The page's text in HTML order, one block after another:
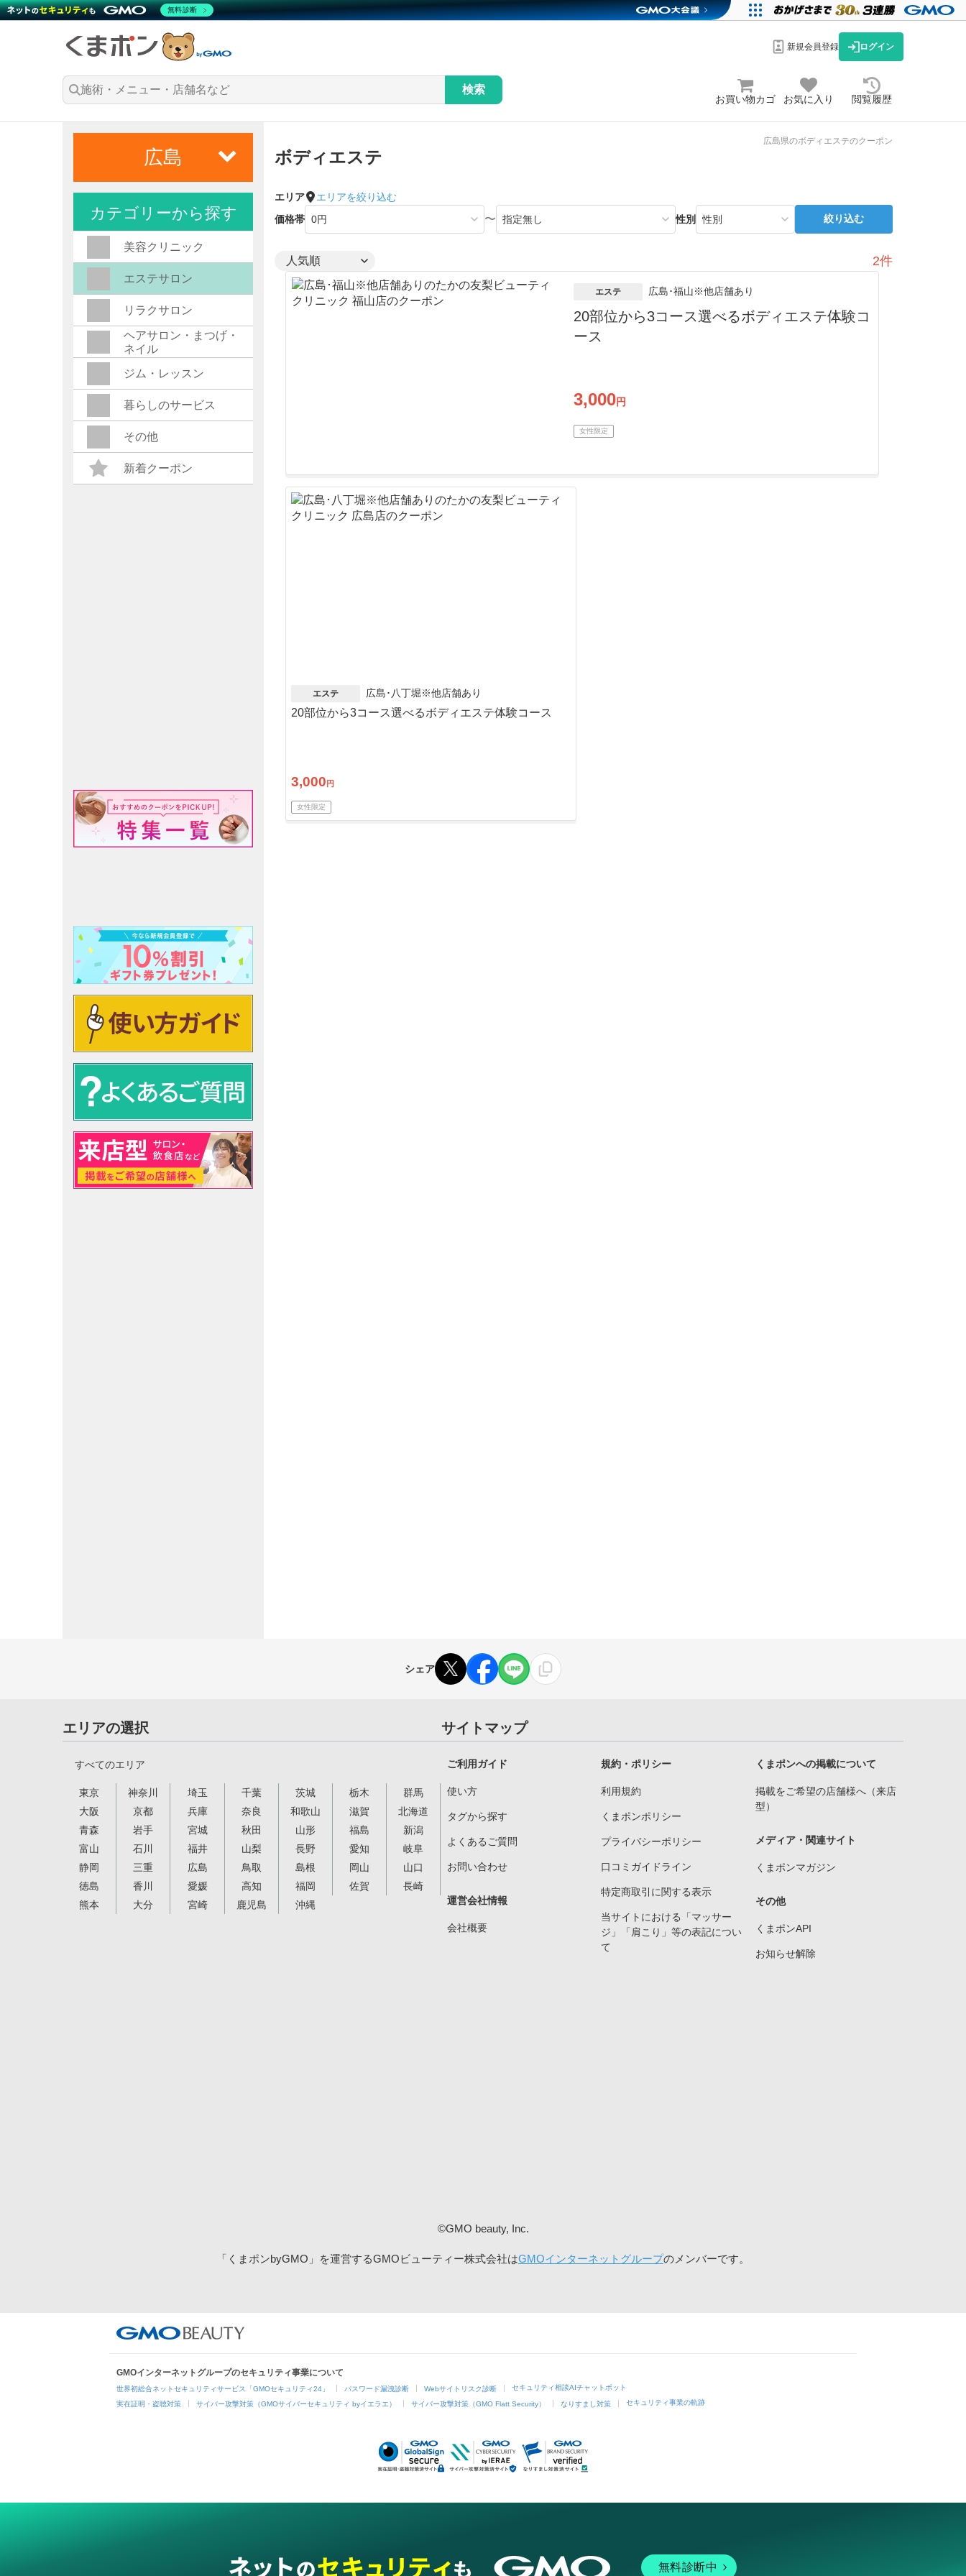
新規会員登録 ログイン
検索
お買い物カゴ お気に入り 閲覧履歴
広島県のボディエステのクーポン
ボディエステ
エリア
エリアを絞り込む
価格帯
〜 性別 絞り込む
2件
エステ 広島･福山※他店舗あり
20部位から3コース選べるボディエステ体験コ
ース
3,000円
女性限定
エステ 広島･八丁堀※他店舗あり
20部位から3コース選べるボディエステ体験コース
3,000 円
女性限定
広島
カテゴリーから探す
美容クリニック
エステサロン
リラクサロン
ヘアサロン・まつげ・
ネイル
ジム・レッスン
暮らしのサービス
その他
新着クーポン
シェア
エリアの選択
すべてのエリア
東京 神奈川 埼玉 千葉 茨城 栃木
群馬
大阪
京都 兵庫 奈良 和歌山 滋賀
北海道
青森
岩手 宮城 秋田 山形 福島
新潟
富山
石川 福井 山梨 長野 愛知
岐阜
静岡
三重 広島 鳥取 島根 岡山
山口
徳島
香川 愛媛 高知 福岡 佐賀
長崎
熊本
大分 宮崎 鹿児島 沖縄
サイトマップ
ご利用ガイド
使い方
タグから探す
よくあるご質問
お問い合わせ
運営会社情報
会社概要
規約・ポリシー
利用規約
くまポンポリシー
プライバシーポリシー
口コミガイドライン
特定商取引に関する表示
当サイトにおける「マッサー
ジ」「肩こり」等の表記につい
て
くまポンへの掲載について
掲載をご希望の店舗様へ（来店
型）
メディア・関連サイト
くまポンマガジン
その他
くまポンAPI
お知らせ解除
©GMO beauty, Inc.
「くまポンbyGMO」を運営するGMOビューティー株式会社はGMOインターネットグループのメンバーです。
GMOインターネットグループのセキュリティ事業について
世界初総合ネットセキュリティサービス「GMOセキュリティ24」 パスワード漏洩診断 Webサイトリスク診断 セキュリティ相談AIチャットボット
実在証明・盗聴対策 サイバー攻撃対策（GMOサイバーセキュリティ byイエラエ） サイバー攻撃対策（GMO Flatt Security） なりすまし対策 セキュリティ事業の軌跡
無料診断中
無料診断